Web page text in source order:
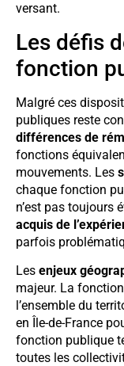
versant.
Les défis
fonction
Malgré ces
publiques reste
différences de
fonctions
mouvements. Les
chaque fonction
n’est pas toujours
acquis de
parfois
Les enjeux
majeur. La
l’ensemble du
en Île-de-France
fonction publique
toutes les